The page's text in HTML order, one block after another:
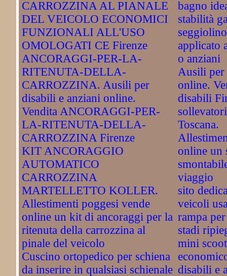
CARROZZINA AL PIANALE
DEL VEICOLO ECONOMICI
FUNZIONALI ALL'USO
OMOLOGATI CE Firenze
ANCORAGGI-PER-LA-
RITENUTA-DELLA-
CARROZZINA. Ausili per
disabili e anziani online.
Vendita ANCORAGGI-PER-
LA-RITENUTA-DELLA-
CARROZZINA Firenze
KIT ANCORAGGIO
AUTOMATICO
CARROZZINA
MARTELLETTO KOLLER.
Allestimenti poggesi vende
online un kit di ancoraggi per la
ritenuta della carrozzina al
pinale del veicolo
Cuscino ortopedico per schiena
da inserire in qualsiasi schienale
bagno
stabilità
applicato
o anziani
Ausili per
online.
disabili
Toscana.
online un
viaggio
sito
veicoli
rampa
stadi
mini
disabili e